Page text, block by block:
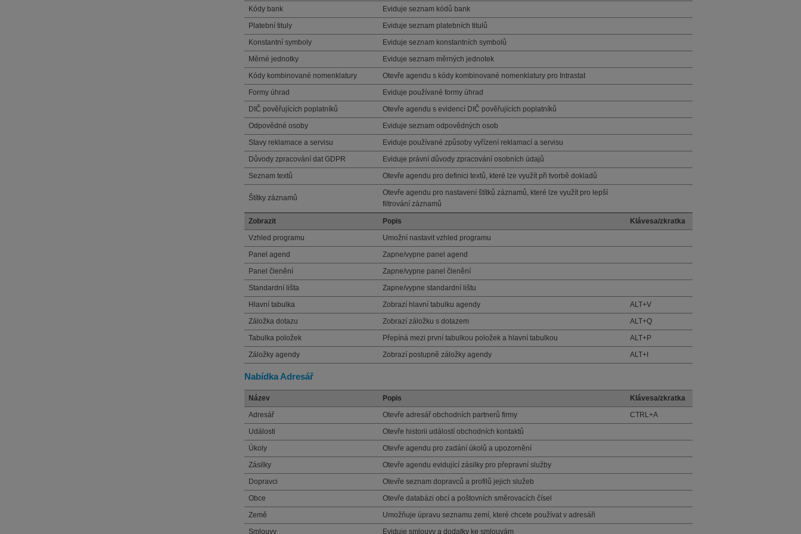
Kódy bank
Eviduje seznam kódů bank
Platební tituly
Eviduje seznam platebních titulů
Konstantní symboly
Eviduje seznam konstantních symbolů
Měrné jednotky
Eviduje seznam měrných jednotek
Kódy kombinované nomenklatury
Otevře agendu s kódy kombinované nomenklatury pro Intrastat
Formy úhrad
Eviduje používané formy úhrad
DIČ pověřujících poplatníků
Otevře agendu s evidencí DIČ pověřujících poplatníků
Odpovědné osoby
Eviduje seznam odpovědných osob
Stavy reklamace a servisu
Eviduje používané způsoby vyřízení reklamací a servisu
Důvody zpracování dat GDPR
Eviduje právní důvody zpracování osobních údajů
Seznam textů
Otevře agendu pro definici textů, které lze využít při tvorbě dokladů
Štítky záznamů
Otevře agendu pro nastavení štítků záznamů, které lze využít pro lepší
filtrování záznamů
Zobrazit Popis
Klávesa/zkratka
Vzhled programu
Umožní nastavit vzhled programu
Panel agend
Zapne/vypne panel agend
Panel členění
Zapne/vypne panel členění
Standardní lišta
Zapne/vypne standardní lištu
Hlavní tabulka
Zobrazí hlavní tabulku agendy
ALT+V
Záložka dotazu
Zobrazí záložku s dotazem
ALT+Q
Tabulka položek
Přepíná mezi první tabulkou položek a hlavní tabulkou
ALT+P
Záložky agendy
Zobrazí postupně záložky agendy ALT+I
Nabídka Adresář
Název Popis
Klávesa/zkratka
Adresář
Otevře adresář obchodních partnerů firmy
CTRL+A
Události
Otevře historii událostí obchodních kontaktů
Úkoly
Otevře agendu pro zadání úkolů a upozornění
Zásilky
Otevře agendu evidující zásilky pro přepravní služby
Dopravci
Otevře seznam dopravců a profilů jejich služeb
Obce
Otevře databázi obcí a poštovních směrovacích čísel
Země
Umožňuje úpravu seznamu zemí, které chcete používat v adresáři
Smlouvy
Eviduje smlouvy a dodatky ke smlouvám